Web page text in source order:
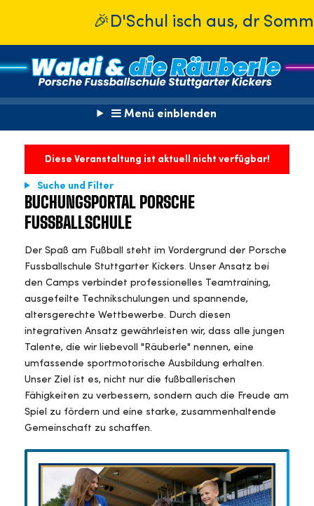
Menü einblenden
Diese Veranstaltung ist aktuell nicht verfügbar!
Suche und Filter
BUCHUNGSPORTAL PORSCHE
FUSSBALLSCHULE
Der Spaß am Fußball steht im Vordergrund der Porsche
Fussballschule Stuttgarter Kickers. Unser Ansatz bei
den Camps verbindet professionelles Teamtraining,
ausgefeilte Technikschulungen und spannende,
altersgerechte Wettbewerbe. Durch diesen
integrativen Ansatz gewährleisten wir, dass alle jungen
Talente, die wir liebevoll "Räuberle" nennen, eine
umfassende sportmotorische Ausbildung erhalten.
Unser Ziel ist es, nicht nur die fußballerischen
Fähigkeiten zu verbessern, sondern auch die Freude am
Spiel zu fördern und eine starke, zusammenhaltende
Gemeinschaft zu schaffen.
🎉D'Schul isch aus, dr Sommer